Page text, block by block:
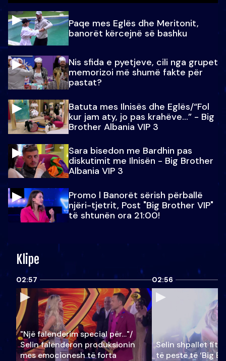
Paqe mes Eglës dhe Meritonit,
banorët kërcejnë së bashku
Nis sfida e pyetjeve, cili nga grupet
memorizoi më shumë fakte për
pastat?
Batuta mes Ilnisës dhe Eglës/“Fol
kur jam aty, jo pas krahëve…” - Big
Brother Albania VIP 3
Sara bisedon me Bardhin pas
diskutimit me Ilnisën - Big Brother
Albania VIP 3
Promo l Banorët sërish përballë
njëri-tjetrit, Post "Big Brother VIP"
të shtunën ora 21:00!
Klipe
02:57
"Një falenderim special për…"/
Selin falënderon produksionin
mes emocionesh të forta
02:56
Selin shpallet
të pestë të ‘Big